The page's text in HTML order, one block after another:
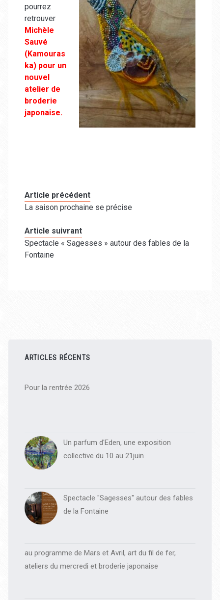
pourrez
retrouver
Michèle
Sauvé
(Kamouras
ka) pour un
nouvel
atelier de
broderie
japonaise.
Article précédent
La saison prochaine se précise
Article suivrant
Spectacle « Sagesses » autour des fables de la
Fontaine
latérale
principale
ARTICLES RÉCENTS
Pour la rentrée 2026
Un parfum d'Eden, une exposition
collective du 10 au 21juin
Spectacle "Sagesses" autour des fables
de la Fontaine
au programme de Mars et Avril, art du fil de fer,
ateliers du mercredi et broderie japonaise